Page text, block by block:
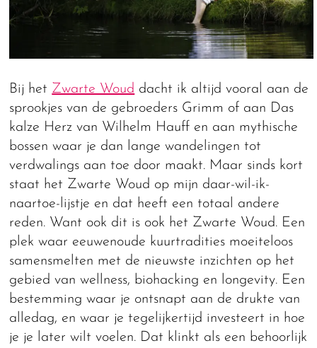
Bij het Zwarte Woud dacht ik altijd vooral aan de
sprookjes van de gebroeders Grimm of aan Das
kalze Herz van Wilhelm Hauff en aan mythische
bossen waar je dan lange wandelingen tot
verdwalings aan toe door maakt. Maar sinds kort
staat het Zwarte Woud op mijn daar-wil-ik-
naartoe-lijstje en dat heeft een totaal andere
reden. Want ook dit is ook het Zwarte Woud. Een
plek waar eeuwenoude kuurtradities moeiteloos
samensmelten met de nieuwste inzichten op het
gebied van wellness, biohacking en longevity. Een
bestemming waar je ontsnapt aan de drukte van
alledag, en waar je tegelijkertijd investeert in hoe
je je later wilt voelen. Dat klinkt als een behoorlijk